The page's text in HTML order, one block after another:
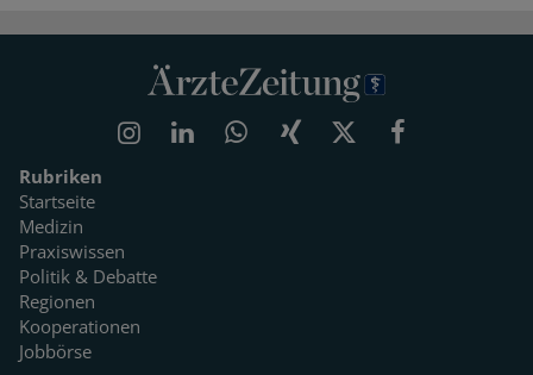
Rubriken
Startseite
Medizin
Praxiswissen
Politik & Debatte
Regionen
Kooperationen
Jobbörse